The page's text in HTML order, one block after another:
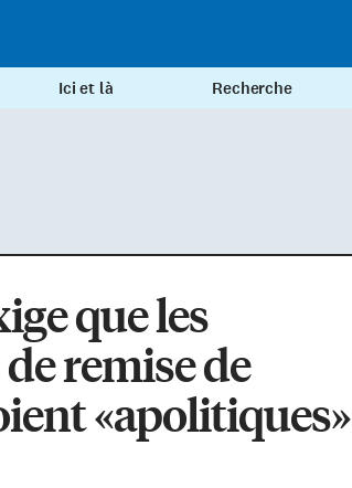
Ici et là Recherche
que les
remise de
«apolitiques»